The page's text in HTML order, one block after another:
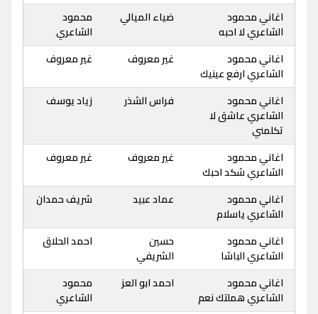
اغاني محمود
الشاعري لا احبه
ضياء الميالي
محمود
الشاعري
اغاني محمود
الشاعري ارفع عينيك
غير معروف غير معروف
اغاني محمود
الشاعري عاشق لا
تكلمني
فراس الشذر زياد يوسف
اغاني محمود
الشاعري شكد احبك
غير معروف غير معروف
اغاني محمود
الشاعري ياسلام
عماد عبيد شريف حمدان
اغاني محمود
الشاعري الباشا
حسين
الشريفي
احمد الحلاق
اغاني محمود
الشاعري هملتك نعم
احمد ابو العز
محمود
الشاعري